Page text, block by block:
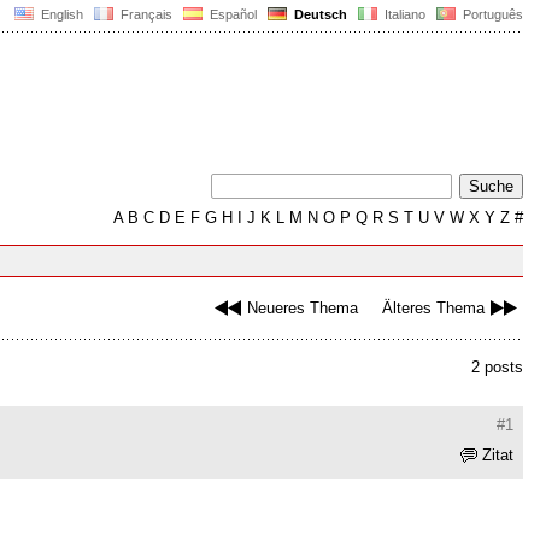
English Français Español Deutsch Italiano Português
AB C D E F G H J K L M N O P Q R S T U V W X Y Z #
Neueres Thema Älteres Thema
2 posts
#1
Zitat